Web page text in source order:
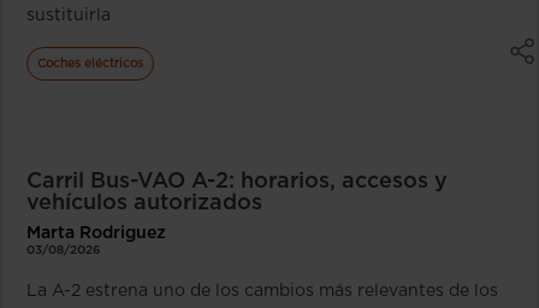
sustituirla
Coches eléctricos
Carril Bus-VAO A-2: horarios, accesos y
vehículos autorizados
Marta Rodriguez
03/08/2026
La A-2 estrena uno de los cambios más relevantes de los